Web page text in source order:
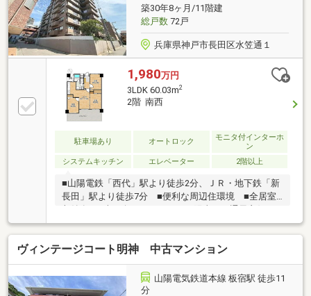
築30年8ヶ月/11階建
総戸数72戸
兵庫県神戸市長田区水笠通１
1,980万円
3LDK 60.03m2
2階 南西
駐車場あり オートロック
モニタ付インターホ
ン
システムキッチン
エレベーター 2階以上
■山陽電鉄「西代」駅より徒歩2分、ＪＲ・地下鉄「新
長田」駅より徒歩7分 ■便利な周辺住環境 ■全居室
■リフォーム履歴有（令和4年1月）
ヴィンテージコート明神 中古マンション
山陽電気鉄道本線 板宿駅 徒歩11
分